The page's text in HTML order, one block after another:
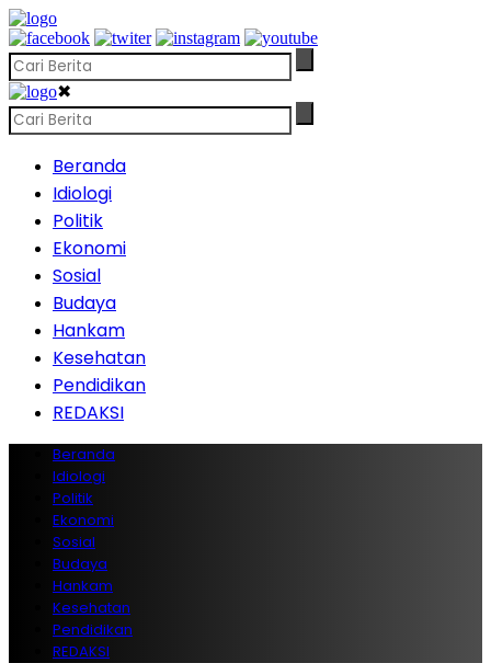
✖
Beranda
Idiologi
Politik
Ekonomi
Sosial
Budaya
Hankam
Kesehatan
Pendidikan
REDAKSI
Beranda
Idiologi
Politik
Ekonomi
Sosial
Budaya
Hankam
Kesehatan
Pendidikan
REDAKSI